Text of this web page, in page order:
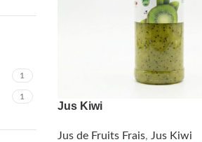
1
1
Jus Kiwi
Jus de Fruits Frais, Jus Kiwi